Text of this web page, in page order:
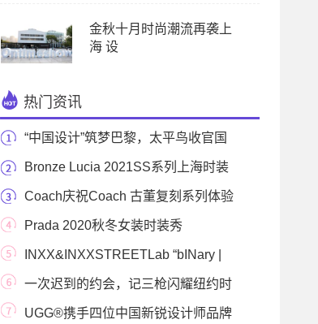
金秋十月时尚潮流再袭上
海 设
热门资讯
“中国设计”筑梦巴黎，太平鸟收官国
际时装周Bronze Lucia 2021SS系列上海时装
周全新发布
Coach庆祝Coach 古董复刻系列体验
式限时概念店 于
Prada 2020秋冬女装时装秀
INXX&INXXSTREETLab “bINary |
双体” 时装的潮流语
一次迟到的约会，记三枪闪耀纽约时
装周UGG®携手四位中国新锐设计师品牌